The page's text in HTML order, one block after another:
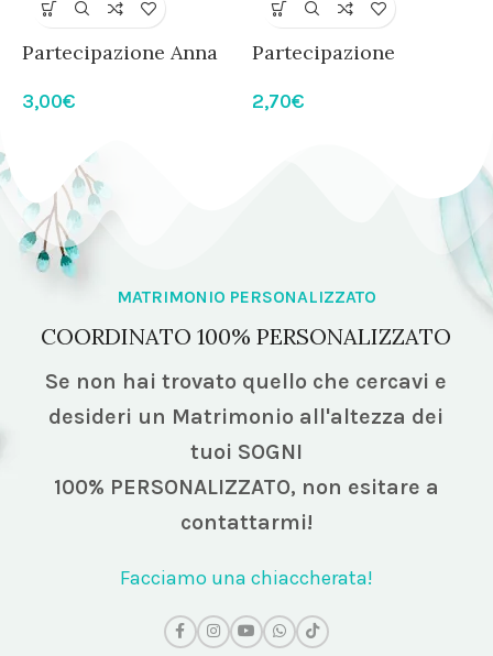
Partecipazione Anna
3,00€
Partecipazione
passaporto
2,70€
MATRIMONIO PERSONALIZZATO
COORDINATO 100% PERSONALIZZATO
Se non hai trovato quello che cercavi e
desideri un Matrimonio all'altezza dei
tuoi SOGNI
100% PERSONALIZZATO, non esitare a
contattarmi!
Facciamo una chiaccherata!